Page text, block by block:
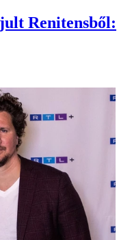
Renitensből: